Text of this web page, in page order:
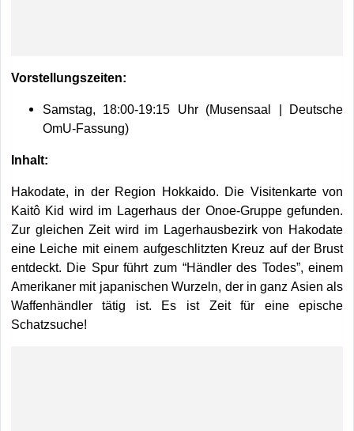
Vorstellungszeiten:
Samstag, 18:00-19:15 Uhr (Musensaal | Deutsche
OmU-Fassung)
Inhalt:
Hakodate, in der Region Hokkaido. Die Visitenkarte von
Kaitô Kid wird im Lagerhaus der Onoe-Gruppe gefunden.
Zur gleichen Zeit wird im Lagerhausbezirk von Hakodate
eine Leiche mit einem aufgeschlitzten Kreuz auf der Brust
entdeckt. Die Spur führt zum “Händler des Todes”, einem
Amerikaner mit japanischen Wurzeln, der in ganz Asien als
Waffenhändler tätig ist. Es ist Zeit für eine epische
Schatzsuche!